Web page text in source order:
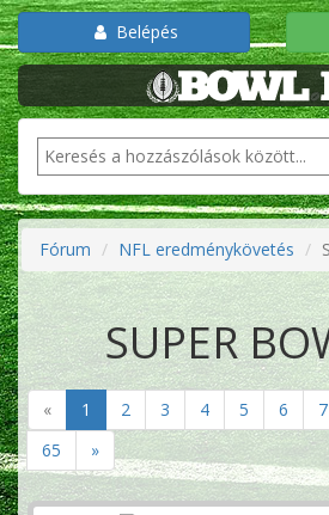
Belépés
Fórum NFL eredménykövetés
SUPER
« 1 2 3 4 5 6 7
65
»